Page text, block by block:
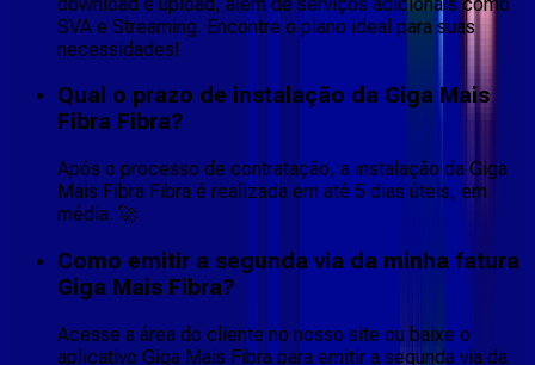
SVA e Streaming. Encontre o plano ideal para suas
necessidades!
Qual o prazo de instalação da Giga Mais
Fibra Fibra?
Após o processo de contratação, a instalação da Giga
Mais Fibra Fibra é realizada em até 5 dias úteis, em
média. 🚀
Como emitir a segunda via da minha fatura
Giga Mais Fibra?
Acesse a área do cliente no nosso site ou baixe o
aplicativo Giga Mais Fibra para emitir a segunda via da